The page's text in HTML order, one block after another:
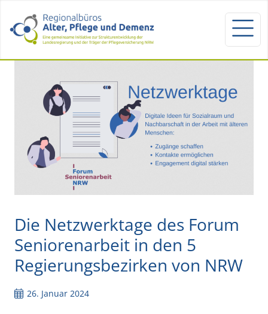
Die Netzwerktage des Forum
Seniorenarbeit in den 5
Regierungsbezirken von NRW
26. Januar 2024